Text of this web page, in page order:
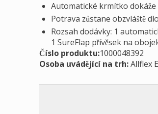
Automatické krmítko
Potrava zůstane obzvláště
Rozsah dodávky: 1
1 SureFlap přívěsek na
Číslo produktu:1000048392
Osoba uvádějící na trh:Allflex